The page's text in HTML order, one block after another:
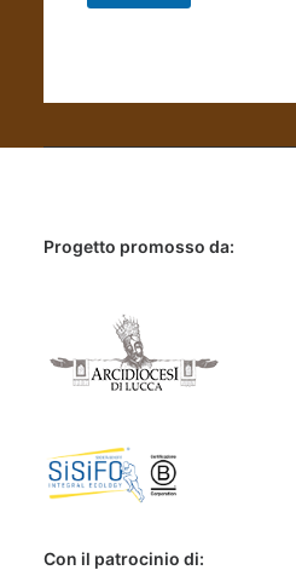
Progetto promosso da:
Con il patrocinio di: